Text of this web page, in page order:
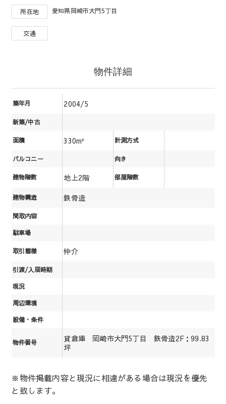
所在地 愛知県岡崎市大門5丁目
交通
物件詳細
築年月 2004/5
新築/中古
面積 330m² 計測方式
バルコニー 向き
建物階数 地上2階 部屋階数
建物構造 鉄骨造
間取内容
駐車場
取引態様 仲介
引渡/入居時期
現況
周辺環境
設備・条件
物件番号
貸倉庫 岡崎市大門5丁目 鉄骨造2F：99.83
坪
※物件掲載内容と現況に相違がある場合は現況を優先
と致します。